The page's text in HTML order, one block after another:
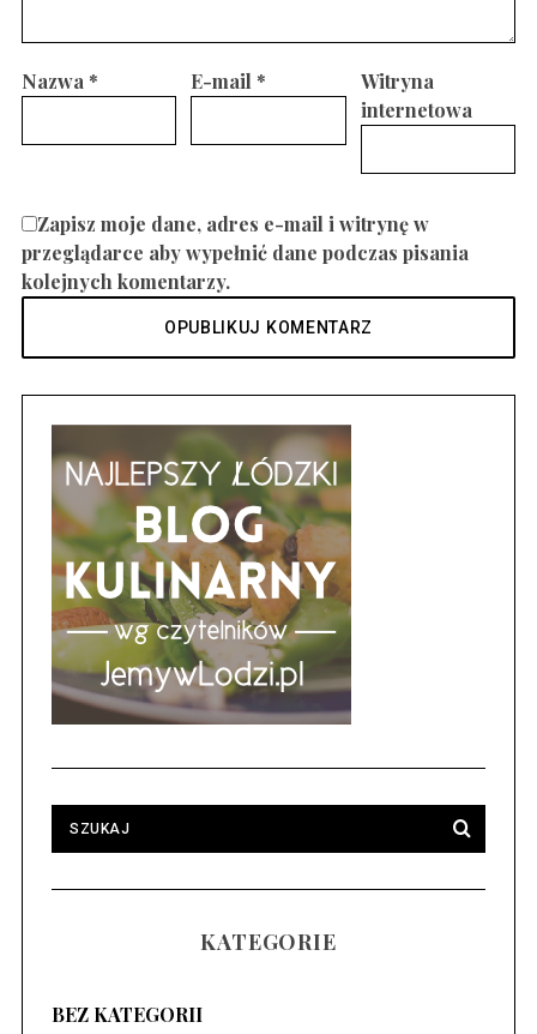
Nazwa * E-mail *
Witryna
internetowa
Zapisz moje dane, adres e-mail i witrynę w
przeglądarce aby wypełnić dane podczas pisania
kolejnych komentarzy.
KATEGORIE
BEZ KATEGORII